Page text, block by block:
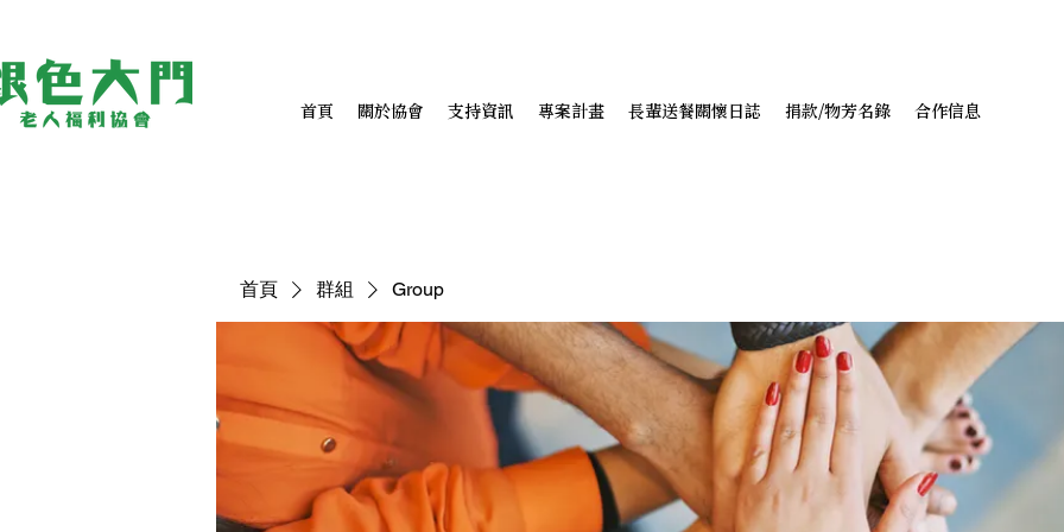
首頁 關於協會 支持資訊 專案計畫 長輩送餐關懷日誌 捐款/物芳名錄 合作信息
首頁 群組 Group